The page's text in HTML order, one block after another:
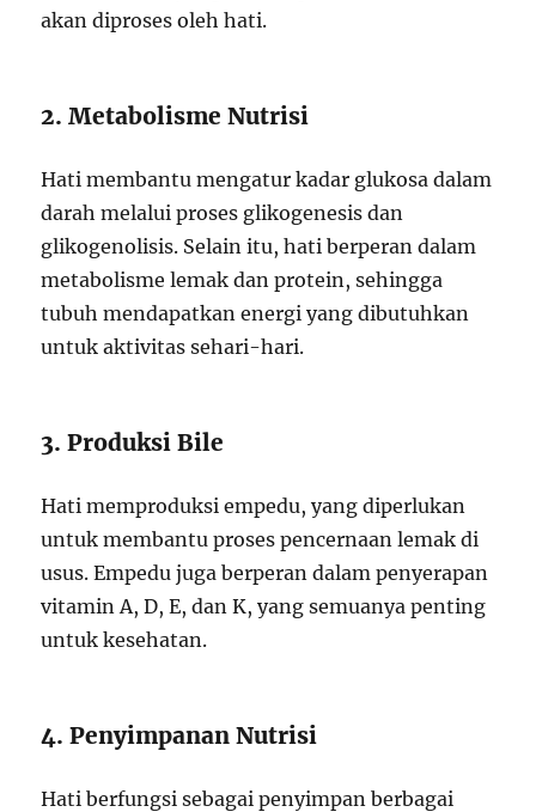
akan diproses oleh hati.
2. Metabolisme Nutrisi
Hati membantu mengatur kadar glukosa dalam
darah melalui proses glikogenesis dan
glikogenolisis. Selain itu, hati berperan dalam
metabolisme lemak dan protein, sehingga
tubuh mendapatkan energi yang dibutuhkan
untuk aktivitas sehari-hari.
3. Produksi Bile
Hati memproduksi empedu, yang diperlukan
untuk membantu proses pencernaan lemak di
usus. Empedu juga berperan dalam penyerapan
vitamin A, D, E, dan K, yang semuanya penting
untuk kesehatan.
4. Penyimpanan Nutrisi
Hati berfungsi sebagai penyimpan berbagai